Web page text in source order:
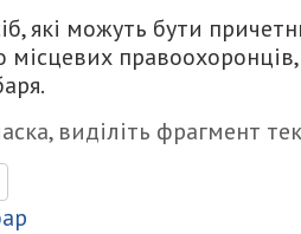
які можуть бути
виділіть фрагмент